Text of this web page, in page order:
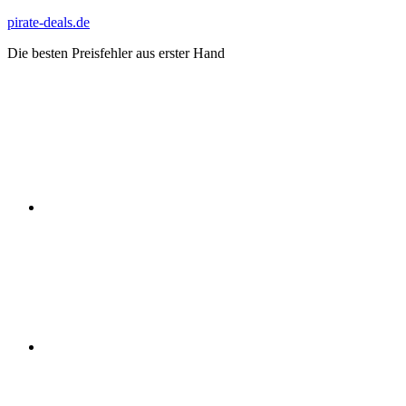
Zum
springen
pirate-deals.de
Die besten Preisfehler aus erster Hand